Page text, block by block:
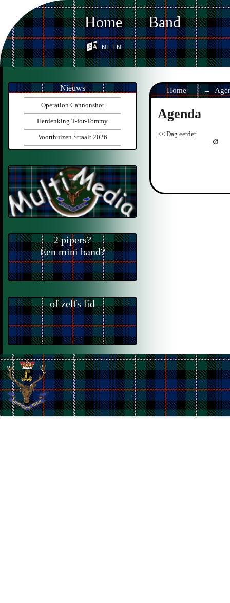
Home Band
nl en
Home
Agenda
<< Dag eerder
Nieuws
Operation Cannonshot
Herdenking T-for-Tommy
Voorthuizen Straalt 2026
2 pipers?
Een mini band?
of zelfs lid